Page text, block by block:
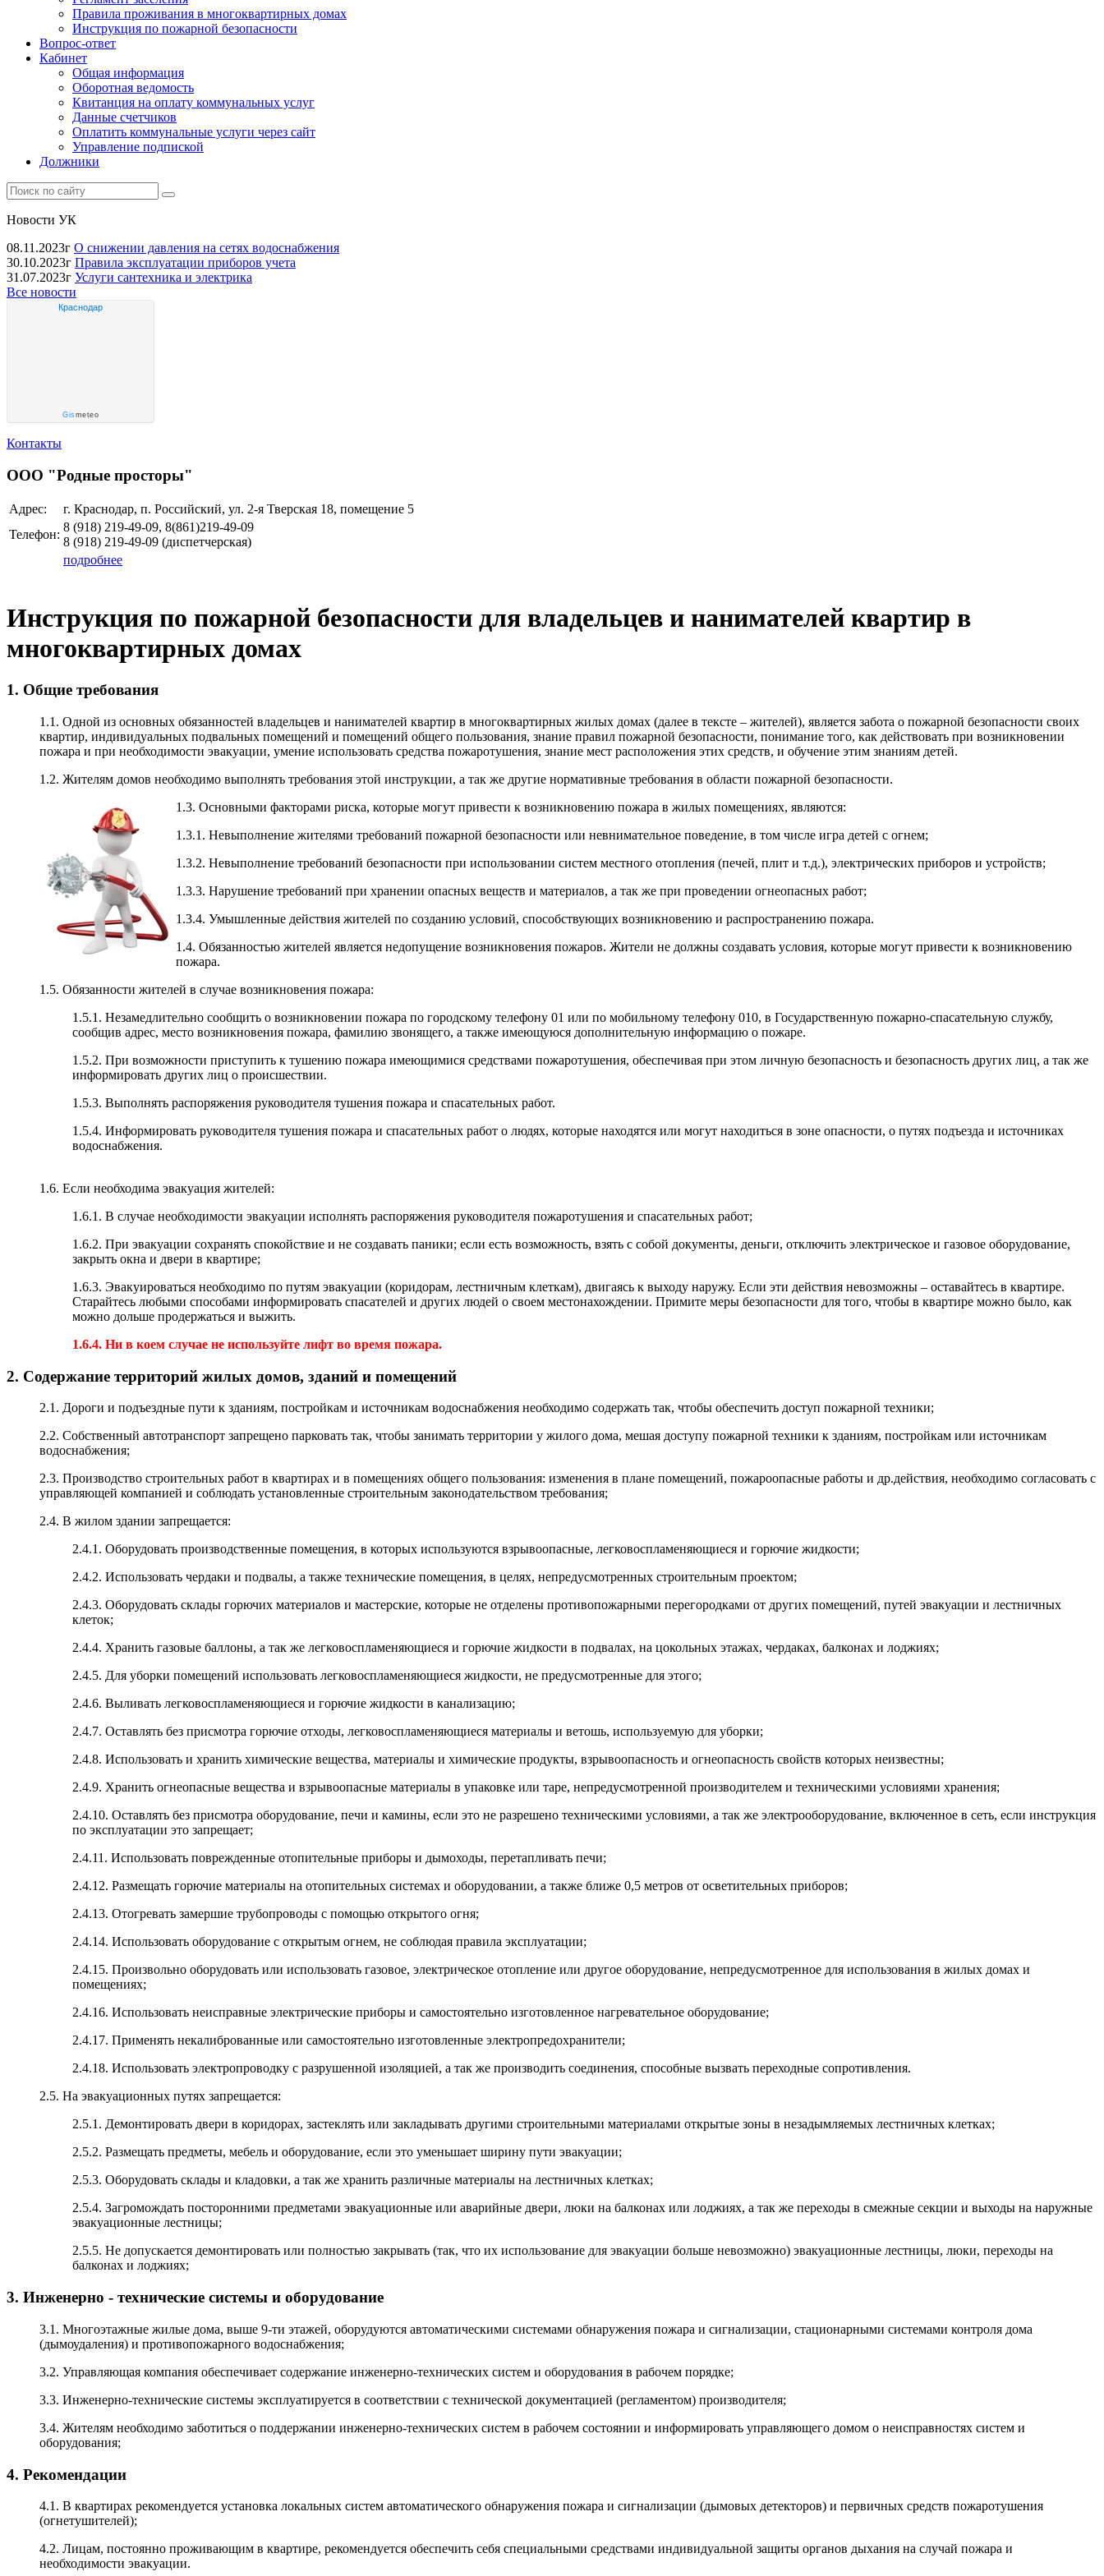
Правила проживания в многоквартирных домах
Инструкция по пожарной безопасности
Вопрос-ответ
Кабинет
Общая информация
Оборотная ведомость
Квитанция на оплату коммунальных услуг
Данные счетчиков
Оплатить коммунальные услуги через сайт
Управление подпиской
Должники
Новости УК
08.11.2023г О снижении давления на сетях водоснабжения
30.10.2023г Правила эксплуатации приборов учета
31.07.2023г Услуги сантехника и электрика
Все новости
Краснодар
Gismeteo
Контакты
ООО "Родные просторы"
Адрес:
г. Краснодар, п. Российский, ул. 2-я Тверская 18, помещение 5
Телефон:
8 (918) 219-49-09, 8(861)219-49-09
8 (918) 219-49-09 (диспетчерская)
подробнее
Инструкция по пожарной безопасности для владельцев и нанимателей квартир в
многоквартирных домах
1. Общие требования
1.1. Одной из основных обязанностей владельцев и нанимателей квартир в многоквартирных жилых домах (далее в тексте – жителей), является забота о пожарной безопасности своих
квартир, индивидуальных подвальных помещений и помещений общего пользования, знание правил пожарной безопасности, понимание того, как действовать при возникновении
пожара и при необходимости эвакуации, умение использовать средства пожаротушения, знание мест расположения этих средств, и обучение этим знаниям детей.
1.2. Жителям домов необходимо выполнять требования этой инструкции, а так же другие нормативные требования в области пожарной безопасности.
1.3. Основными факторами риска, которые могут привести к возникновению пожара в жилых помещениях, являются:
1.3.1. Невыполнение жителями требований пожарной безопасности или невнимательное поведение, в том числе игра детей с огнем;
1.3.2. Невыполнение требований безопасности при использовании систем местного отопления (печей, плит и т.д.), электрических приборов и устройств;
1.3.3. Нарушение требований при хранении опасных веществ и материалов, а так же при проведении огнеопасных работ;
1.3.4. Умышленные действия жителей по созданию условий, способствующих возникновению и распространению пожара.
1.4. Обязанностью жителей является недопущение возникновения пожаров. Жители не должны создавать условия, которые могут привести к возникновению
пожара.
1.5. Обязанности жителей в случае возникновения пожара:
1.5.1. Незамедлительно сообщить о возникновении пожара по городскому телефону 01 или по мобильному телефону 010, в Государственную пожарно-спасательную службу,
сообщив адрес, место возникновения пожара, фамилию звонящего, а также имеющуюся дополнительную информацию о пожаре.
1.5.2. При возможности приступить к тушению пожара имеющимися средствами пожаротушения, обеспечивая при этом личную безопасность и безопасность других лиц, а так же
информировать других лиц о происшествии.
1.5.3. Выполнять распоряжения руководителя тушения пожара и спасательных работ.
1.5.4. Информировать руководителя тушения пожара и спасательных работ о людях, которые находятся или могут находиться в зоне опасности, о путях подъезда и источниках
водоснабжения.
1.6. Если необходима эвакуация жителей:
1.6.1. В случае необходимости эвакуации исполнять распоряжения руководителя пожаротушения и спасательных работ;
1.6.2. При эвакуации сохранять спокойствие и не создавать паники; если есть возможность, взять с собой документы, деньги, отключить электрическое и газовое оборудование,
закрыть окна и двери в квартире;
1.6.3. Эвакуироваться необходимо по путям эвакуации (коридорам, лестничным клеткам), двигаясь к выходу наружу. Если эти действия невозможны – оставайтесь в квартире.
Старайтесь любыми способами информировать спасателей и других людей о своем местонахождении. Примите меры безопасности для того, чтобы в квартире можно было, как
можно дольше продержаться и выжить.
1.6.4. Ни в коем случае не используйте лифт во время пожара.
2. Содержание территорий жилых домов, зданий и помещений
2.1. Дороги и подъездные пути к зданиям, постройкам и источникам водоснабжения необходимо содержать так, чтобы обеспечить доступ пожарной техники;
2.2. Собственный автотранспорт запрещено парковать так, чтобы занимать территории у жилого дома, мешая доступу пожарной техники к зданиям, постройкам или источникам
водоснабжения;
2.3. Производство строительных работ в квартирах и в помещениях общего пользования: изменения в плане помещений, пожароопасные работы и др.действия, необходимо согласовать с
управляющей компанией и соблюдать установленные строительным законодательством требования;
2.4. В жилом здании запрещается:
2.4.1. Оборудовать производственные помещения, в которых используются взрывоопасные, легковоспламеняющиеся и горючие жидкости;
2.4.2. Использовать чердаки и подвалы, а также технические помещения, в целях, непредусмотренных строительным проектом;
2.4.3. Оборудовать склады горючих материалов и мастерские, которые не отделены противопожарными перегородками от других помещений, путей эвакуации и лестничных
клеток;
2.4.4. Хранить газовые баллоны, а так же легковоспламеняющиеся и горючие жидкости в подвалах, на цокольных этажах, чердаках, балконах и лоджиях;
2.4.5. Для уборки помещений использовать легковоспламеняющиеся жидкости, не предусмотренные для этого;
2.4.6. Выливать легковоспламеняющиеся и горючие жидкости в канализацию;
2.4.7. Оставлять без присмотра горючие отходы, легковоспламеняющиеся материалы и ветошь, используемую для уборки;
2.4.8. Использовать и хранить химические вещества, материалы и химические продукты, взрывоопасность и огнеопасность свойств которых неизвестны;
2.4.9. Хранить огнеопасные вещества и взрывоопасные материалы в упаковке или таре, непредусмотренной производителем и техническими условиями хранения;
2.4.10. Оставлять без присмотра оборудование, печи и камины, если это не разрешено техническими условиями, а так же электрооборудование, включенное в сеть, если инструкция
по эксплуатации это запрещает;
2.4.11. Использовать поврежденные отопительные приборы и дымоходы, перетапливать печи;
2.4.12. Размещать горючие материалы на отопительных системах и оборудовании, а также ближе 0,5 метров от осветительных приборов;
2.4.13. Отогревать замершие трубопроводы с помощью открытого огня;
2.4.14. Использовать оборудование с открытым огнем, не соблюдая правила эксплуатации;
2.4.15. Произвольно оборудовать или использовать газовое, электрическое отопление или другое оборудование, непредусмотренное для использования в жилых домах и
помещениях;
2.4.16. Использовать неисправные электрические приборы и самостоятельно изготовленное нагревательное оборудование;
2.4.17. Применять некалиброванные или самостоятельно изготовленные электропредохранители;
2.4.18. Использовать электропроводку с разрушенной изоляцией, а так же производить соединения, способные вызвать переходные сопротивления.
2.5. На эвакуационных путях запрещается:
2.5.1. Демонтировать двери в коридорах, застеклять или закладывать другими строительными материалами открытые зоны в незадымляемых лестничных клетках;
2.5.2. Размещать предметы, мебель и оборудование, если это уменьшает ширину пути эвакуации;
2.5.3. Оборудовать склады и кладовки, а так же хранить различные материалы на лестничных клетках;
2.5.4. Загромождать посторонними предметами эвакуационные или аварийные двери, люки на балконах или лоджиях, а так же переходы в смежные секции и выходы на наружные
эвакуационные лестницы;
2.5.5. Не допускается демонтировать или полностью закрывать (так, что их использование для эвакуации больше невозможно) эвакуационные лестницы, люки, переходы на
балконах и лоджиях;
3. Инженерно - технические системы и оборудование
3.1. Многоэтажные жилые дома, выше 9-ти этажей, оборудуются автоматическими системами обнаружения пожара и сигнализации, стационарными системами контроля дома
(дымоудаления) и противопожарного водоснабжения;
3.2. Управляющая компания обеспечивает содержание инженерно-технических систем и оборудования в рабочем порядке;
3.3. Инженерно-технические системы эксплуатируется в соответствии с технической документацией (регламентом) производителя;
3.4. Жителям необходимо заботиться о поддержании инженерно-технических систем в рабочем состоянии и информировать управляющего домом о неисправностях систем и
оборудования;
4. Рекомендации
4.1. В квартирах рекомендуется установка локальных систем автоматического обнаружения пожара и сигнализации (дымовых детекторов) и первичных средств пожаротушения
(огнетушителей);
4.2. Лицам, постоянно проживающим в квартире, рекомендуется обеспечить себя специальными средствами индивидуальной защиты органов дыхания на случай пожара и
необходимости эвакуации.